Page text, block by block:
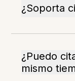
¿Soporta
¿Puedo
mismo